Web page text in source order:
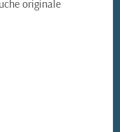
originale